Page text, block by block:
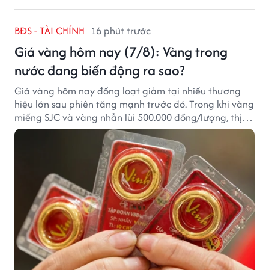
BĐS - TÀI CHÍNH 16 phút trước
Giá vàng hôm nay (7/8): Vàng trong
nước đang biến động ra sao?
Giá vàng hôm nay đồng loạt giảm tại nhiều thương
hiệu lớn sau phiên tăng mạnh trước đó. Trong khi vàng
miếng SJC và vàng nhẫn lùi 500.000 đồng/lượng, thị
trường vẫn duy trì mặt bằng giá cao, với sự chênh
lệch đáng kể giữa các doanh nghiệp.